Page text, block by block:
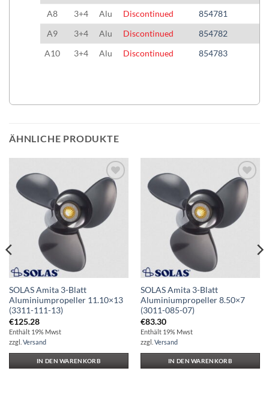
A8
3+4 Alu Discontinued 854781
A9
3+4 Alu Discontinued 854782
A10
3+4 Alu Discontinued 854783
ÄHNLICHE PRODUKTE
Auf die
Wunschliste
SOLAS Amita 3-Blatt
Aluminiumpropeller 11.10×13
(3311-111-13)
€125.28
Enthält 19% Mwst
zzgl. Versand
IN DEN WARENKORB
Auf die
Wunschliste
SOLAS Amita 3-Blatt
Aluminiumpropeller 8.50×7
(3011-085-07)
€83.30
Enthält 19% Mwst
zzgl. Versand
IN DEN WARENKORB